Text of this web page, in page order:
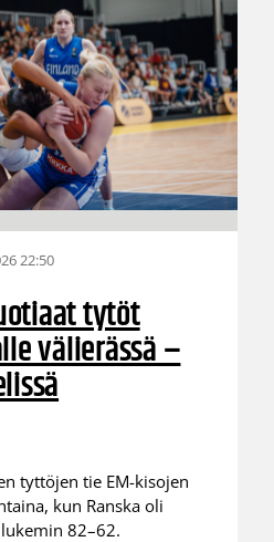
22:50
tytöt
välierässä –
tyttöjen tie EM-kisojen
kun Ranska oli
82–62.